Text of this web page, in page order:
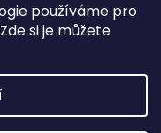
používáme pro
si je můžete